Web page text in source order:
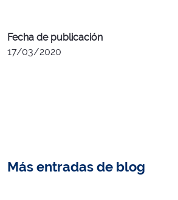
Fecha de publicación
17/03/2020
Más entradas de blog